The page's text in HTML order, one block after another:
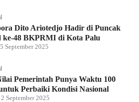
Dito Ariotedjo Hadir di Puncak
ke-48 BKPRMI di Kota Palu
September 2025
Pemerintah Punya Waktu 100
Perbaiki Kondisi Nasional
2 September 2025